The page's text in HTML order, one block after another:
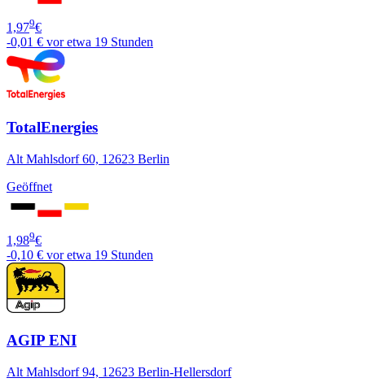
1,979€
-0,01 € vor etwa 19 Stunden
TotalEnergies
Alt Mahlsdorf 60, 12623 Berlin
Geöffnet
1,989€
-0,10 € vor etwa 19 Stunden
AGIP ENI
Alt Mahlsdorf 94, 12623 Berlin-Hellersdorf